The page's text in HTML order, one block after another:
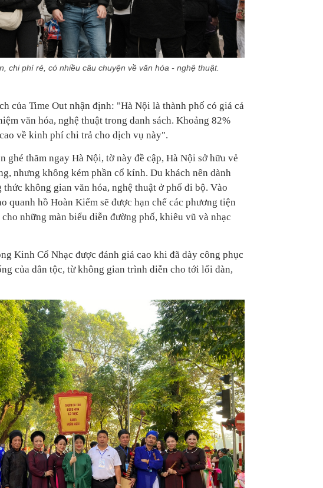
chi phí rẻ, có nhiều câu chuyện về văn hóa - nghệ thuật.
của Time Out nhận định: "Hà Nội là thành phố có giá cả
văn hóa, nghệ thuật trong danh sách. Khoảng 82%
về kinh phí chi trả cho dịch vụ này".
ghé thăm ngay Hà Nội, tờ này đề cập, Hà Nội sở hữu vẻ
nhưng không kém phần cổ kính. Du khách nên dành
không gian văn hóa, nghệ thuật ở phố đi bộ. Vào
quanh hồ Hoàn Kiếm sẽ được hạn chế các phương tiện
những màn biểu diễn đường phố, khiêu vũ và nhạc
Kinh Cổ Nhạc được đánh giá cao khi đã dày công phục
của dân tộc, từ không gian trình diễn cho tới lối đàn,